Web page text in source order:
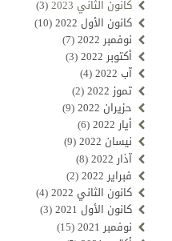
كانون الثاني 2023
(3)
كانون الأول 2022
(10)
نوفمبر 2022
(7)
أكتوبر 2022
(3)
آب 2022
(4)
تموز 2022
(2)
حزيران 2022
(9)
أيار 2022
(6)
نيسان 2022
(9)
آذار 2022
(8)
فبراير 2022
(2)
كانون الثاني 2022
(4)
كانون الأول 2021
(3)
نوفمبر 2021
(15)